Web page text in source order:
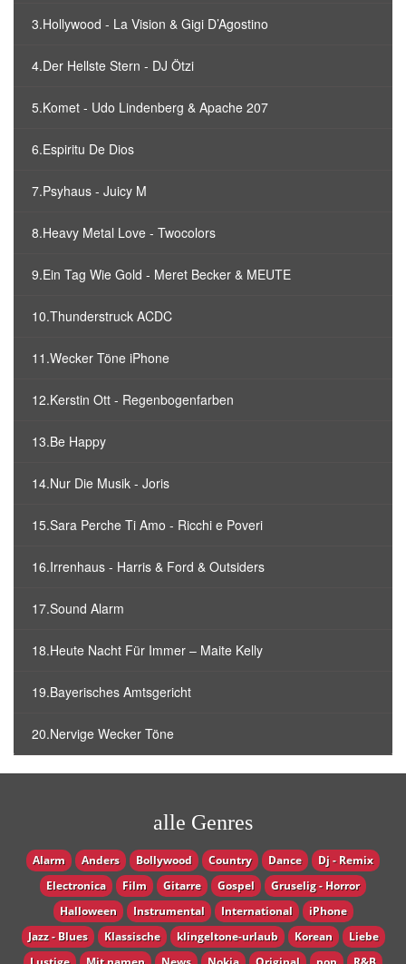
3.Hollywood - La Vision & Gigi D’Agostino
4.Der Hellste Stern - DJ Ötzi
5.Komet - Udo Lindenberg & Apache 207
6.Espiritu De Dios
7.Psyhaus - Juicy M
8.Heavy Metal Love - Twocolors
9.Ein Tag Wie Gold - Meret Becker & MEUTE
10.Thunderstruck ACDC
11.Wecker Töne iPhone
12.Kerstin Ott - Regenbogenfarben
13.Be Happy
14.Nur Die Musik - Joris
15.Sara Perche Ti Amo - Ricchi e Poveri
16.Irrenhaus - Harris & Ford & Outsiders
17.Sound Alarm
18.Heute Nacht Für Immer – Maite Kelly
19.Bayerisches Amtsgericht
20.Nervige Wecker Töne
alle Genres
Alarm Anders Bollywood Country Dance
Dj - Remix
Electronica
Film Gitarre Gospel
Gruselig - Horror
Halloween
Instrumental International
iPhone
Jazz - Blues
Klassische klingeltone-urlaub Korean
Liebe